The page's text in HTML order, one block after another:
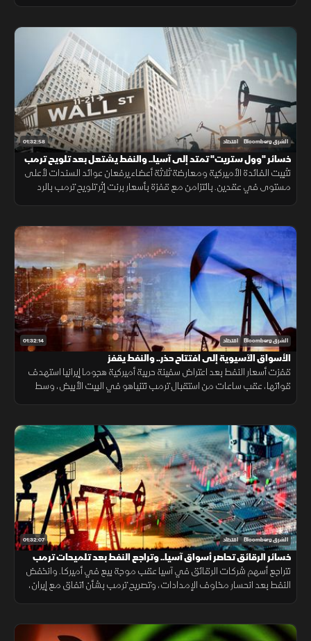
01:32:58 الشرق Bloomberg اقتصاد
خسائر "وول ستريت" تمتد إلى آسيا.. والنفط يشتعل بعد تلويح ترمب
بضرب إيران
تثبيت الفائدة الأميركية ومعارضة ثلاثة أعضاء يرفعان عوائد السندات لأعلى
مستوى في عقدين. بالتزامن مع قفزة بأسعار برنت إثر تلويح ترمب بالرد
01:32:14 الشرق Bloomberg اقتصاد
الأسواق الآسيوية إلى افتتاح حذر.. والنفط يقفز
قفزت أسعار النفط بعد اعتراض سفينة حربية أميركية هجوما إيرانيا استهدف
قواتها، عقب ساعات من استقبال ترمب نتنياهو في البيت الأبيض، وسط
01:32:07 الشرق Bloomberg اقتصاد
خسائر الرقائق تحاصر أسواق آسيا.. وتراجع النفط بعد تلميحات ترمب
بالتهدئة
تتراجع أسهم شركات الرقائق في آسيا عقب موجة بيع في أميركا. وانخفض
النفط بعد انحسار مخاوف الإمدادات، وتصريح ترمب بشأن اتفاق مع إيران،